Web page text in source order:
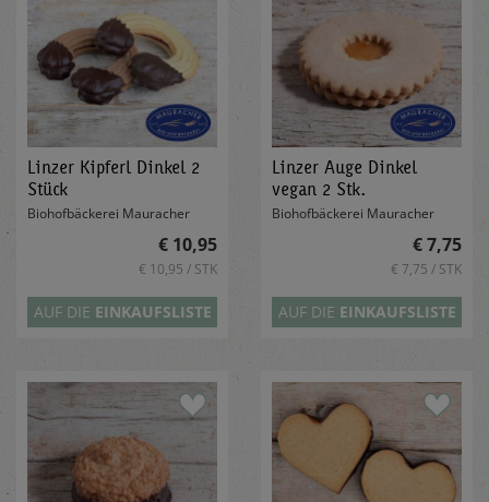
Linzer Kipferl Dinkel 2
Stück
Biohofbäckerei Mauracher
€ 10,95
€ 10,95 / STK
AUF DIE EINKAUFSLISTE
Linzer Auge Dinkel
vegan 2 Stk.
Biohofbäckerei Mauracher
€ 7,75
€ 7,75 / STK
AUF DIE EINKAUFSLISTE